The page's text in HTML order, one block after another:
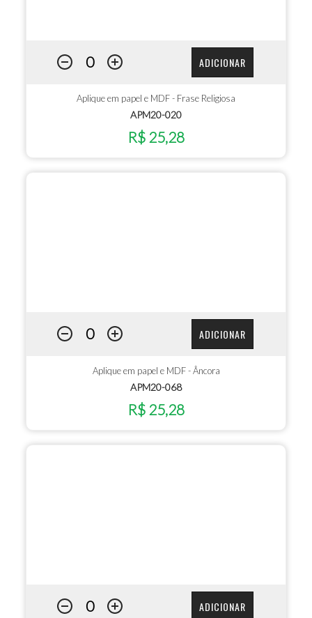
ADICIONAR
Aplique em papel e MDF - Frase Religiosa
APM20-020
R$ 25,28
ADICIONAR
Aplique em papel e MDF - Âncora
APM20-068
R$ 25,28
ADICIONAR